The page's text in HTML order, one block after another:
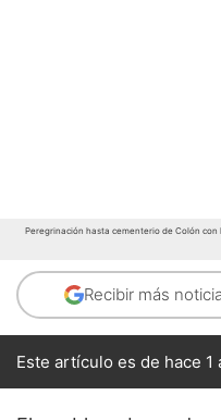
Peregrinación hasta cementerio de Colón
Recibir más
Este artículo es de hace 1